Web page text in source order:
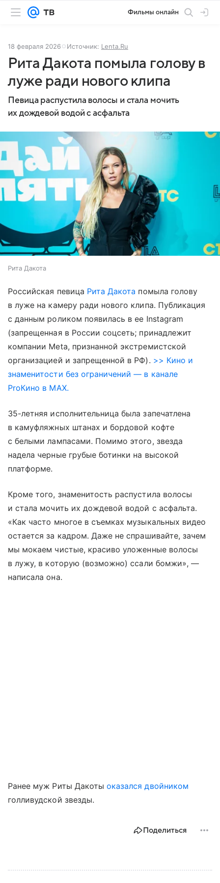
Фильмы онлайн
18 февраля 2026 Источник: Lenta.Ru
Рита Дакота помыла голову в
луже ради нового клипа
Певица распустила волосы и стала мочить
их дождевой водой с асфальта
Рита Дакота
Российская певица Рита Дакота помыла голову
в луже на камеру ради нового клипа. Публикация
с данным роликом появилась в ее Instagram
(запрещенная в России соцсеть; принадлежит
компании Meta, признанной экстремистской
организацией и запрещенной в РФ). >> Кино и
знаменитости без ограничений — в канале
ProКино в MAX.
35-летняя исполнительница была запечатлена
в камуфляжных штанах и бордовой кофте
с белыми лампасами. Помимо этого, звезда
надела черные грубые ботинки на высокой
платформе.
Кроме того, знаменитость распустила волосы
и стала мочить их дождевой водой с асфальта.
«Как часто многое в съемках музыкальных видео
остается за кадром. Даже не спрашивайте, зачем
мы мокаем чистые, красиво уложенные волосы
в лужу, в которую (возможно) ссали бомжи», —
написала она.
Ранее муж Риты Дакотыоказался двойником
голливудской звезды.
Поделиться